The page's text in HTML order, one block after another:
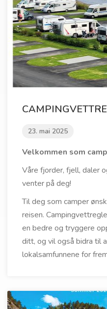
23. mai 2025
Velkommen som
Våre fjorder, fjell, daler
venter på deg!
Til deg som camper
reisen.
en bedre og tryggere
ditt, og vil også bidra til
lokalsamfunnene for